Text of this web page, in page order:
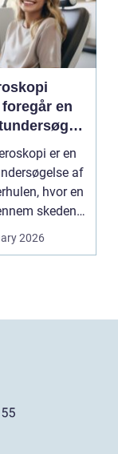
en
er en
af
hvor en
skeden
2026